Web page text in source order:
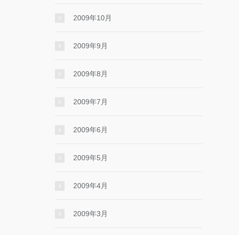
2009年10月
2009年9月
2009年8月
2009年7月
2009年6月
2009年5月
2009年4月
2009年3月